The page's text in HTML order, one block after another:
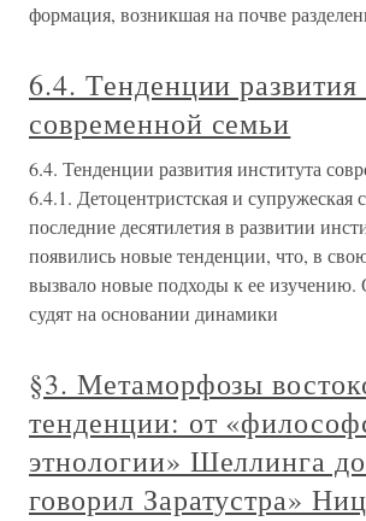
формация, возникшая на почве
6.4. Тенденции развития
современной семьи
6.4. Тенденции развития института
6.4.1. Детоцентристская и супружеская
последние десятилетия в развитии
появились новые тенденции, что, в
вызвало новые подходы к ее
судят на основании динамики
§3. Метаморфозы
тенденции: от
этнологии» Шеллинга
говорил Заратустра»